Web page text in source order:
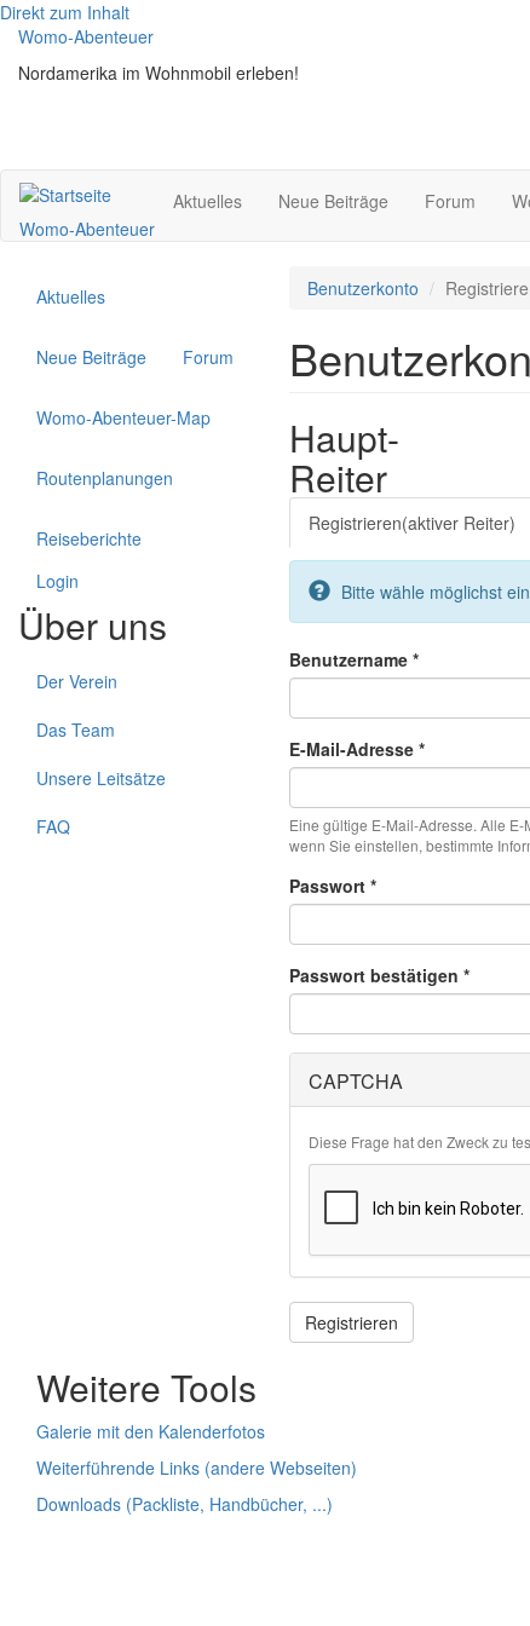
Direkt zum Inhalt
Womo-Abenteuer
Nordamerika im Wohnmobil erleben!
Womo-Abenteuer
Aktuelles Neue Beiträge Forum
Aktuelles
Neue Beiträge Forum
Womo-Abenteuer-Map
Routenplanungen
Reiseberichte
Login
Über uns
Der Verein
Das Team
Unsere Leitsätze
FAQ
Benutzerkonto
Haupt-
Reiter
Registrieren(aktiver Reiter)
Bitte wähle möglichst
Benutzername *
E-Mail-Adresse *
Eine gültige E-Mail-Adresse. Alle
wenn Sie einstellen, bestimmte
Passwort *
Passwort bestätigen *
CAPTCHA
Diese Frage hat den Zweck zu
Registrieren
Weitere Tools
Galerie mit den Kalenderfotos
Weiterführende Links (andere Webseiten)
Downloads (Packliste, Handbücher, ...)